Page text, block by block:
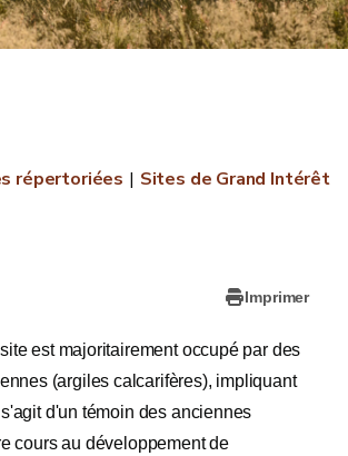
répertoriées
Sites de Grand Intérêt
Imprimer
est majoritairement occupé par des
(argiles calcarifères), impliquant
d'un témoin des anciennes
cours au développement de